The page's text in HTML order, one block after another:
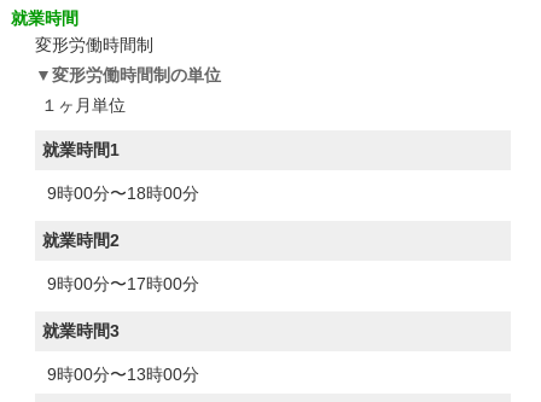
就業時間
変形労働時間制
変形労働時間制の単位
１ヶ月単位
就業時間1
9時00分〜18時00分
就業時間2
9時00分〜17時00分
就業時間3
9時00分〜13時00分